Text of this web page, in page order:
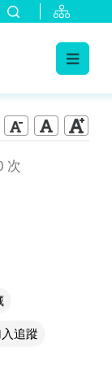
次
追蹤